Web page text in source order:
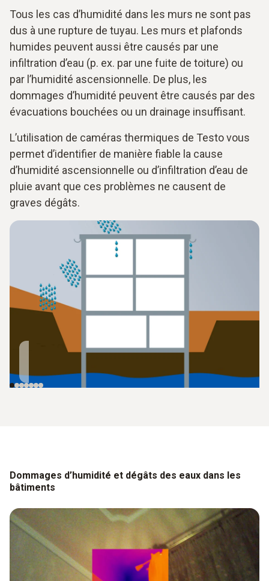
Tous les cas d’humidité dans les murs ne sont pas
dus à une rupture de tuyau. Les murs et plafonds
humides peuvent aussi être causés par une
infiltration d’eau (p. ex. par une fuite de toiture) ou
par l’humidité ascensionnelle. De plus, les
dommages d’humidité peuvent être causés par des
évacuations bouchées ou un drainage insuffisant.
L’utilisation de caméras thermiques de Testo vous
permet d’identifier de manière fiable la cause
d’humidité ascensionnelle ou d’infiltration d’eau de
pluie avant que ces problèmes ne causent de
graves dégâts.
Humidité au sol
(nappe phréatique)
Humidité au sol
(pression)
Dommages d’humidité et dégâts des eaux dans les
bâtiments